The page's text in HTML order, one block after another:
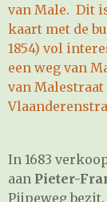
van Male. Dit
kaart met de
1854) vol
een weg van
van
In 1683
aan Pieter-
Pijpeweg